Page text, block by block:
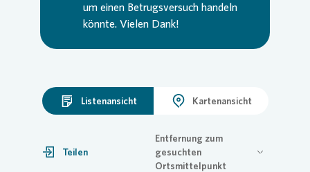
um einen Betrugsversuch handeln
könnte. Vielen Dank!
Teilen
Listenansicht Kartenansicht
Entfernung zum
gesuchten
Ortsmittelpunkt